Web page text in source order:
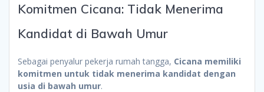
Komitmen Cicana: Tidak Menerima
Kandidat di Bawah Umur
Sebagai penyalur pekerja rumah tangga, Cicana memiliki
komitmen untuk tidak menerima kandidat dengan
usia di bawah umur.